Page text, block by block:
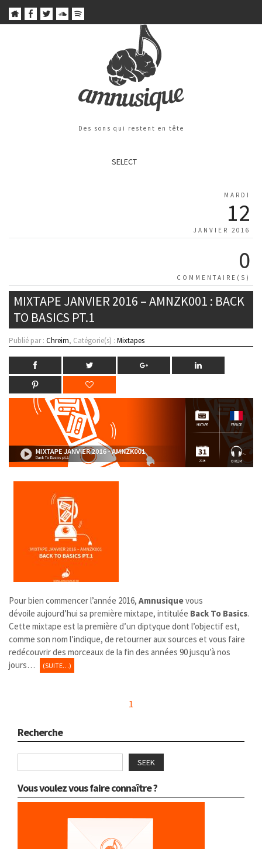
Des sons qui restent en tête
SELECT
MARDI
12
JANVIER 2016
0
COMMENTAIRE(S)
MIXTAPE JANVIER 2016 – AMNZK001 : BACK
TO BASICS PT.1
Publié par : Chreim, Catégorie(s) : Mixtapes
Pour bien commencer l’année 2016, Amnusiquevous
dévoile aujourd’hui sa première mixtape, intitulée Back To Basics.
Cette mixtape est la première d’un diptyque dont l’objectif est,
comme son nom l’indique, de retourner aux sources et vous faire
redécouvrir des morceaux de la fin des années 90 jusqu’à nos
jours…
(SUITE…)
1
Recherche
SEEK
Vous voulez vous faire connaître ?